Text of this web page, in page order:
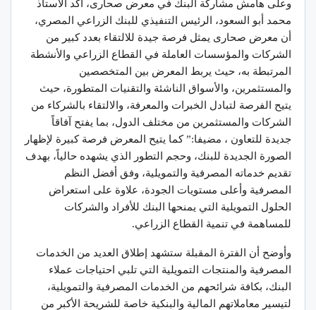
وعلى هامش مشاركة البنك في معرض صحارى، أكد الأستاذ
محمد أبو السعود، الرئيس التنفيذي للبنك الزراعي المصري،
أن معرض صحارى يمثل فرصة جيدة للالتقاء بعدد كبير من
الشركات والمؤسسات العاملة في القطاع الزراعي والأنشطة
المرتبطة به، حيث يربط المعرض بين المتخصصين
والمستثمرين، والأسواق الناشئة والتقنيات المتطورة، حيث
يتيح الفرصة لتبادل الخبرات والمعرفة، والالتقاء بالشركاء من
الشركات والمستثمرين من مختلف الدول، بما يفتح آفاقاً
جديدة للتعاون ، مضيفا:” كما يتيح المعرض فرصة كبيرة لإظهار
الصورة الجديدة للبنك، وحجم التطور الذي يشهده حالياً، بهدف
تقديم خدماته المصرفية والتمويلية، وفق أفضل النظم
المصرفية وأعلى مستويات الجودة، علاوة على استعراض
الحلول التمويلية التي يمنحها البنك للأفراد والشركات
للمساهمة في تنمية القطاع الزراعي.
وأوضح أن الفترة المقبلة ستشهد إطلاق العديد من الخدمات
المصرفية والمنتجات التمويلية التي تلبي احتياجات عملاء
البنك، بكافة شرائحهم من الخدمات المصرفية والتمويلية،
لتيسير معاملاتهم المالية والبنكية خاصة للشريحة الأكبر من